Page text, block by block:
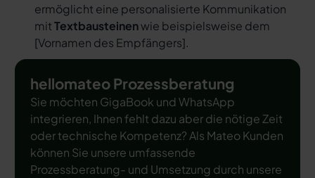
ermöglicht eine personalisierte Kommunikation
mitTextbausteinenwie beispielsweise dem
[Vornamen des Empfängers].
hellomateo Prozessberatung
Sie möchten GigaBook und WhatsApp
integrieren, Ihnen fehlt dazu aber die nötige Zeit
oder technische Kompetenz? Als Mateo Kunden
können Sie unsere umfassende
Prozessberatung- und Umsetzung durch unsere